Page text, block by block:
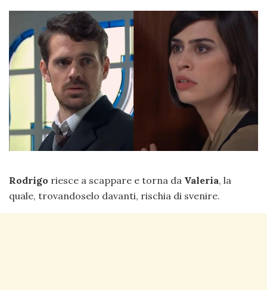
Rodrigo riesce a scappare e torna da Valeria, la
quale, trovandoselo davanti, rischia di svenire.